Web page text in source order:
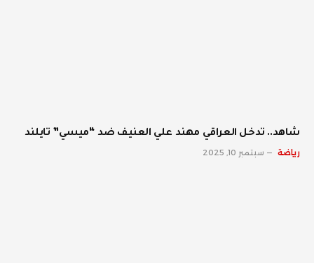
شاهد.. تدخل العراقي مهند علي العنيف ضد “ميسي” تايلند
رياضة سبتمبر 10, 2025